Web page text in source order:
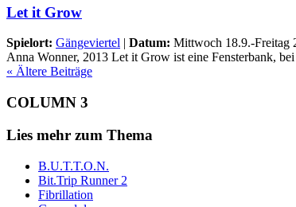
Let it Grow
Spielort: Gängeviertel Datum: Mittwoch 18.9.-Freitag
Anna Wonner, 2013 Let it Grow ist eine Fensterbank,
« Ältere Beiträge
COLUMN 3
Lies mehr zum Thema
B.U.T.T.O.N.
Bit.Trip Runner 2
Fibrillation